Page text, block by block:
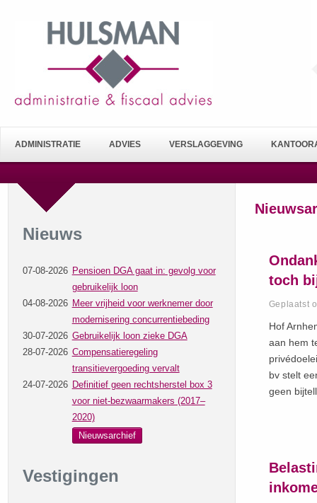
ADMINISTRATIE ADVIES VERSLAGGEVING
Nieuws
07-08-2026 Pensioen DGA gaat in: gevolg voor
gebruikelijk loon
04-08-2026 Meer vrijheid voor werknemer door
modernisering concurrentiebeding
30-07-2026 Gebruikelijk loon zieke DGA
28-07-2026 Compensatieregeling
transitievergoeding vervalt
24-07-2026 Definitief geen rechtsherstel box 3
voor niet-bezwaarmakers (2017–
2020)
Nieuwsarchief
Vestigingen
toch
Geplaatst
Hof
aan hem
bv stelt
geen